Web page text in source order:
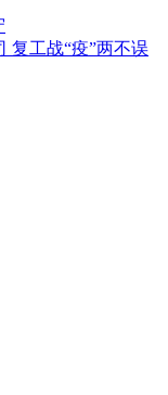
复工战“疫”两不误